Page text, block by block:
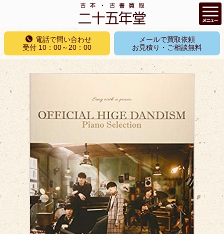
コ
テ
ン
ツ
へ
ス
キ
プ
電話で問い合わせ
受付 10：00～20：00
メールで買取依頼
お見積り・ご相談無料